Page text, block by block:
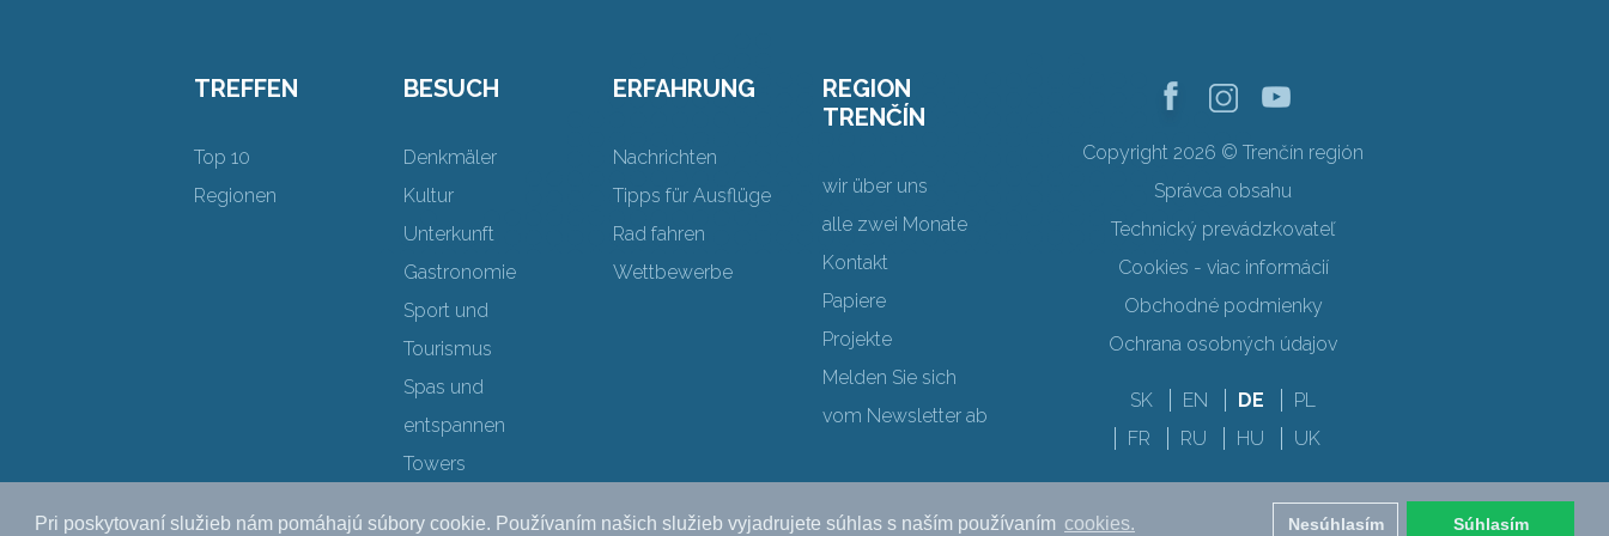
Pri poskytovaní služieb nám pomáhajú súbory cookie. Používaním našich služieb vyjadrujete súhlas s naším používaním cookies. Nesúhlasím Súhlasím
TREFFEN
Top 10
Regionen
BESUCH
Denkmäler
Kultur
Unterkunft
Gastronomie
Sport und
Tourismus
Spas und
entspannen
Towers
ERFAHRUNG
Nachrichten
Tipps für Ausflüge
Rad fahren
Wettbewerbe
REGION
TRENČÍN
wir über uns
alle zwei Monate
Kontakt
Papiere
Projekte
Melden Sie sich
vom Newsletter ab
Copyright 2026 © Trenčín región
Správca obsahu
Technický prevádzkovateľ
Cookies - viac informácií
Obchodné podmienky
Ochrana osobných údajov
SK EN DE
PL
FR
RU HU UK